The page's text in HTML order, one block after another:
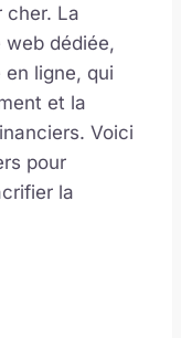
La
dédiée,
ligne, qui
et la
Voici
pour
la